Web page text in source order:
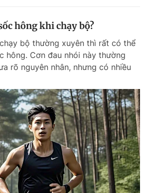
hông khi chạy bộ?
bộ thường xuyên thì rất có thể
hông. Cơn đau nhói này thường
rõ nguyên nhân, nhưng có nhiều